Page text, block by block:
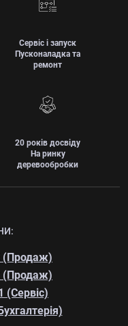
Сервіс і запуск
Пусконаладка та
ремонт
20 років досвіду
На ринку
деревообробки
(Продаж)
(Продаж)
(Сервіс)